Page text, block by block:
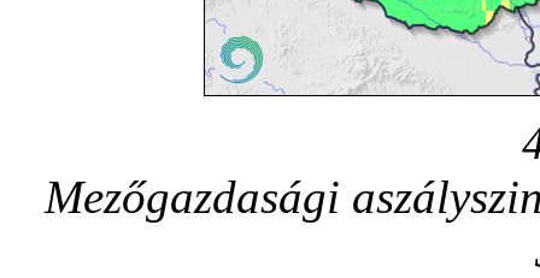
Mezőgazdasági